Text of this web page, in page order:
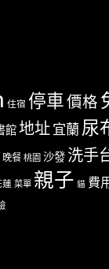
住宿 停車價格
館地址宜蘭尿
晚餐 桃園 沙發 洗手
蓮 菜單 親子 貓 費